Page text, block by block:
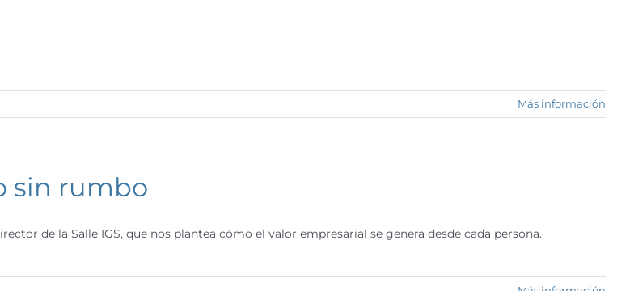
Más información
sin rumbo
de la Salle IGS, que nos plantea cómo el valor empresarial se genera desde cada persona.